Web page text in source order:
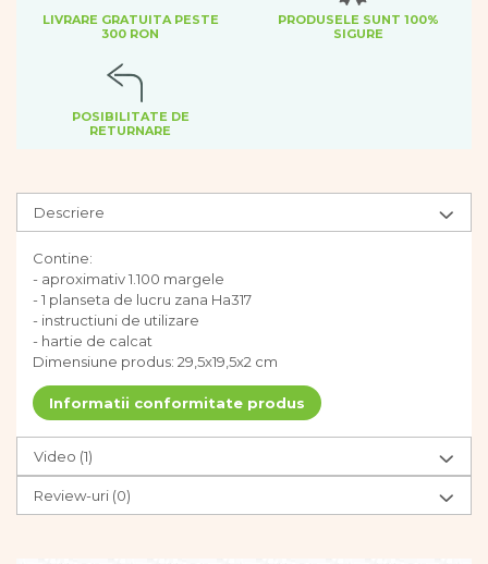
Diverse jucarii educative
Dezvoltarea limbajului
Figurine
Spații de joacă
Educatie inovativa
Anatomie
Comunicare
Dezvoltare timpurie
Experimente
Forme
Joc imaginativ
Jucării interactive
Lumina
Lumini si culori
Magnetism
Matematica
LIVRARE GRATUITA PESTE
300 RON
PRODUSELE SUNT 100%
SIGURE
POSIBILITATE DE
RETURNARE
Descriere
Contine:
- aproximativ 1.100 margele
- 1 planseta de lucru zana Ha317
- instructiuni de utilizare
- hartie de calcat
Dimensiune produs: 29,5x19,5x2 cm
Informatii conformitate produs
Video (1)
Review-uri (0)